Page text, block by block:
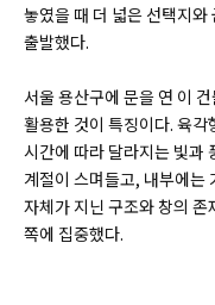
놓였을 때 더 넓은 선택지
출발했다.
서울 용산구에 문을 연 이
활용한 것이 특징이다. 육
시간에 따라 달라지는 빛과
계절이 스며들고, 내부에는
자체가 지닌 구조와 창의
쪽에 집중했다.